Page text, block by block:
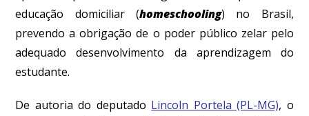
educação domiciliar (homeschooling) no Brasil,
prevendo a obrigação de o poder público zelar pelo
adequado desenvolvimento da aprendizagem do
estudante.
De autoria do deputado Lincoln Portela (PL-MG), o